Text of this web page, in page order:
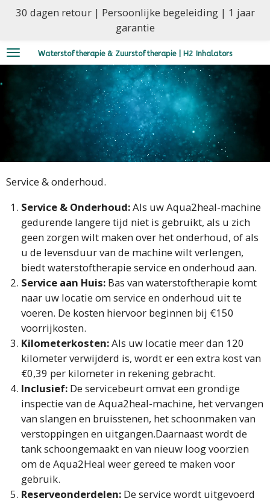
Ga
de
hoofdinhoud
Waterstoftherapie & Zuurstoftherapie | H2 Inhalators
30 dagen retour | Persoonlijke begeleiding | 1 jaar
garantie
Service & onderhoud.
Service & Onderhoud:Als uw Aqua2heal-machine
gedurende langere tijd niet is gebruikt, als u zich
geen zorgen wilt maken over het onderhoud, of als
u de levensduur van de machine wilt verlengen,
biedt waterstoftherapie service en onderhoud aan.
Service aan Huis: Bas van waterstoftherapie komt
naar uw locatie om service en onderhoud uit te
voeren. De kosten hiervoor beginnen bij €150
voorrijkosten.
Kilometerkosten:Als uw locatie meer dan 120
kilometer verwijderd is, wordt er een extra kost van
€0,39 per kilometer in rekening gebracht.
Inclusief: De servicebeurt omvat een grondige
inspectie van de Aqua2heal-machine, het vervangen
van slangen en bruisstenen, het schoonmaken van
verstoppingen en uitgangen.Daarnaast wordt de
tank schoongemaakt en van nieuw loog voorzien
om de Aqua2Heal weer gereed te maken voor
gebruik.
Reserveonderdelen: De service wordt uitgevoerd